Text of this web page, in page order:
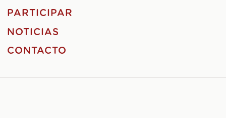
PARTICIPAR
NOTICIAS
CONTACTO